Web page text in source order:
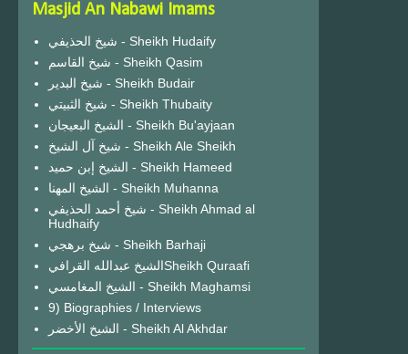
Masjid An Nabawi Imams
شيخ الحذيفي - Sheikh Hudaify
شيخ القاسم - Sheikh Qasim
شيخ البدير - Sheikh Budair
شيخ الثبيتي - Sheikh Thubaity
الشيخ البعيجان - Sheikh Bu'ayjaan
شيخ آل الشيخ - Sheikh Ale Sheikh
الشيخ إبن حميد - Sheikh Hameed
الشيخ المهنا - Sheikh Muhanna
شيخ أحمد الحذيفي - Sheikh Ahmad al
Hudhaify
شيخ برهجي - Sheikh Barhaji
الشيخ عبدالله القرافيSheikh Quraafi
الشيخ المغامسي - Sheikh Maghamsi
9) Biographies / Interviews
الشيخ الأخضر - Sheikh Al Akhdar